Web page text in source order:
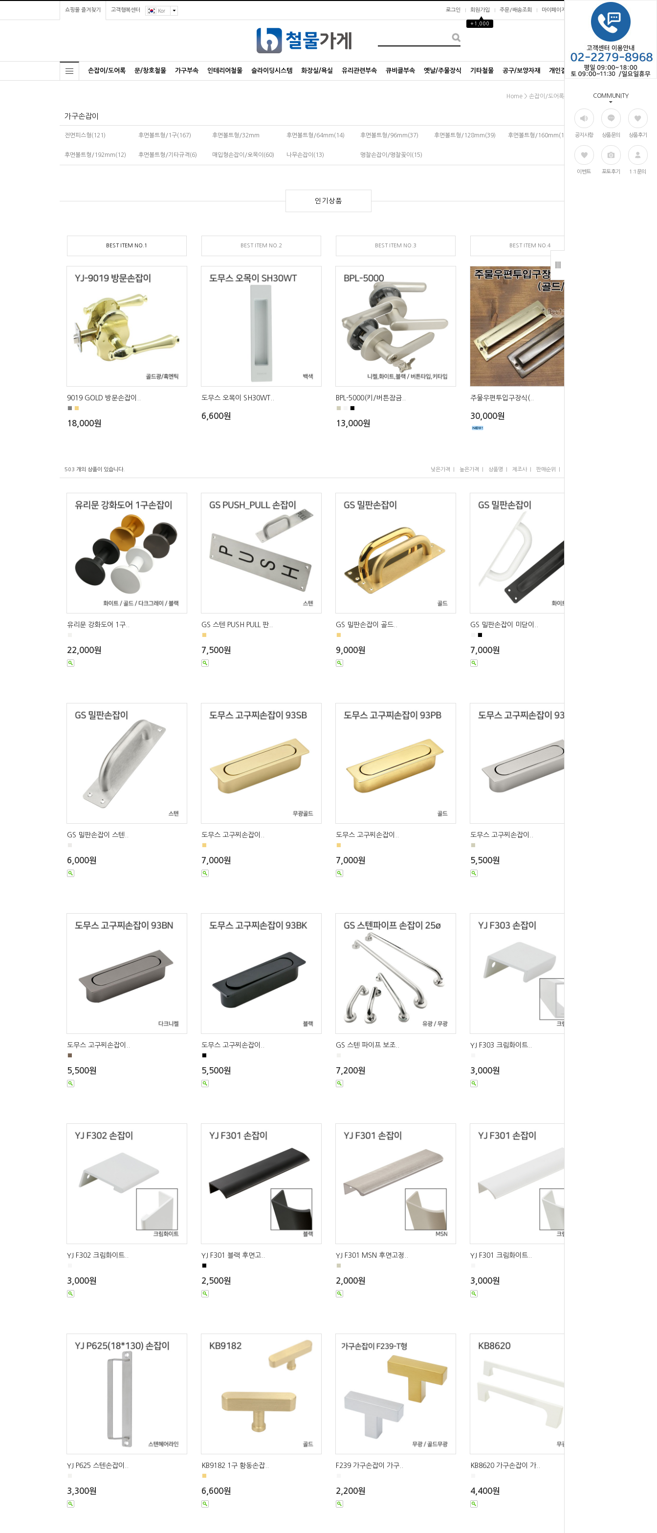
COMMUNITY
공지사항 상품문의 상품후기
이벤트 포토후기 1:1문의
쇼핑몰 즐겨찾기 고객행복센터 Kor 로그인 회원가입
▲
+1,000
주문/배송조회 마이페이지
손잡이/도어록 문/창호철물 가구부속 인테리어철물 슬라이딩시스템 화장실/욕실 유리관련부속 큐비클부속 옛날/주물장식 기타철물 공구/보양자재 개인결제창
Home > 손잡이/도어록 가구손잡이
가구손잡이
전면피스형(121) 후면볼트형/1구(167) 후면볼트형/32mm 후면볼트형/64mm(14) 후면볼트형/96mm(37) 후면볼트형/128mm(39) 후면볼트형/160mm(19)
후면볼트형/192mm(12) 후면볼트형/기타규격(6) 매입형손잡이/오목이(60) 나무손잡이(13) 명찰손잡이/명찰꽂이(15)
인기상품
BEST ITEM NO.1 BEST ITEM NO.2 BEST ITEM NO.3 BEST ITEM NO.4
9019 GOLD 방문손잡이..
18,000원
도무스 오목이 SH30WT..
6,600원
BPL-5000(키/버튼잠금..
13,000원
주물우편투입구장식(..
30,000원
503 개의 상품이 있습니다. 낮은가격 높은가격 상품명 제조사I 판매순위
유리문 강화도어 1구..
22,000원
GS 스텐 PUSH PULL 판..
7,500원
GS 밀판손잡이 골드..
9,000원
GS 밀판손잡이 미닫이..
7,000원
GS 밀판손잡이 스텐..
6,000원
도무스 고구찌손잡이..
7,000원
도무스 고구찌손잡이..
7,000원
도무스 고구찌손잡이..
5,500원
도무스 고구찌손잡이..
5,500원
도무스 고구찌손잡이..
5,500원
GS 스텐 파이프 보조..
7,200원
YJ F303 크림화이트..
3,000원
YJ F302 크림화이트..
3,000원
YJ F301 블랙 후면고..
2,500원
YJ F301 MSN 후면고정..
2,000원
YJ F301 크림화이트..
3,000원
YJ P625 스텐손잡이..
3,300원
KB9182 1구 황동손잡..
6,600원
F239 가구손잡이 가구..
2,200원
KB8620 가구손잡이 가..
4,400원